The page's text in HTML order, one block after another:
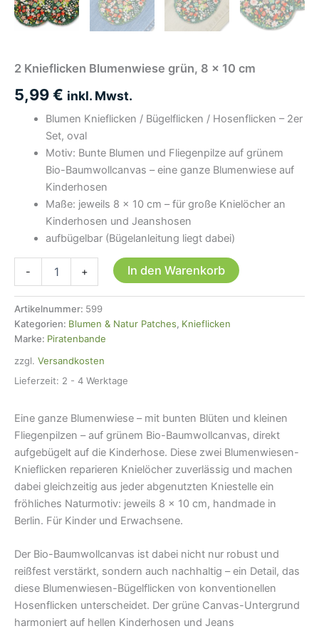
2 Knieflicken Blumenwiese grün, 8 x 10 cm
5,99€ inkl. Mwst.
Blumen Knieflicken / Bügelflicken / Hosenflicken – 2er
Set, oval
Motiv: Bunte Blumen und Fliegenpilze auf grünem
Bio-Baumwollcanvas – eine ganze Blumenwiese auf
Kinderhosen
Maße: jeweils 8 × 10 cm – für große Knielöcher an
Kinderhosen und Jeanshosen
aufbügelbar (Bügelanleitung liegt dabei)
-
Knieflicken
grün,
8
x
cm
Menge
+ In den Warenkorb
Artikelnummer: 599
Kategorien: Blumen & Natur Patches, Knieflicken
Marke: Piratenbande
zzgl. Versandkosten
Lieferzeit: 2 - 4 Werktage
Eine ganze Blumenwiese – mit bunten Blüten und kleinen
Fliegenpilzen – auf grünem Bio-Baumwollcanvas, direkt
aufgebügelt auf die Kinderhose. Diese zwei Blumenwiesen-
Knieflicken reparieren Knielöcher zuverlässig und machen
dabei gleichzeitig aus jeder abgenutzten Kniestelle ein
fröhliches Naturmotiv: jeweils 8 × 10 cm, handmade in
Berlin. Für Kinder und Erwachsene.
Der Bio-Baumwollcanvas ist dabei nicht nur robust und
reißfest verstärkt, sondern auch nachhaltig – ein Detail, das
diese Blumenwiesen-Bügelflicken von konventionellen
Hosenflicken unterscheidet. Der grüne Canvas-Untergrund
harmoniert auf hellen Kinderhosen und Jeans